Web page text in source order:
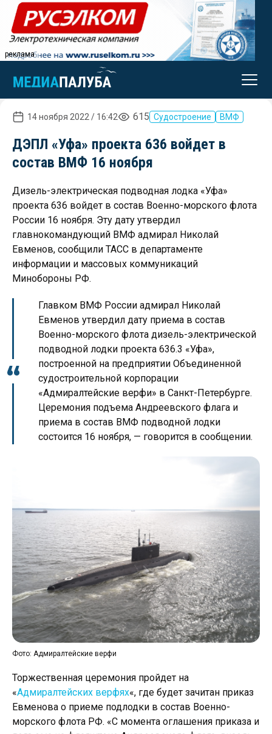
реклама
14 ноября 2022 / 16:42 615 Судостроение ВМФ
ДЭПЛ «Уфа» проекта 636 войдет в
состав ВМФ 16 ноября
Дизель-электрическая подводная лодка «Уфа»
проекта 636 войдет в состав Военно-морского флота
России 16 ноября. Эту дату утвердил
главнокомандующий ВМФ адмирал Николай
Евменов, сообщили ТАСС в департаменте
информации и массовых коммуникаций
Минобороны РФ.
Главком ВМФ России адмирал Николай
Евменов утвердил дату приема в состав
Военно-морского флота дизель-электрической
подводной лодки проекта 636.3 «Уфа»,
построенной на предприятии Объединенной
судостроительной корпорации
«Адмиралтейские верфи» в Санкт-Петербурге.
Церемония подъема Андреевского флага и
приема в состав ВМФ подводной лодки
состоится 16 ноября, — говорится в сообщении.
Фото: Адмиралтейские верфи
Торжественная церемония пройдет на
«Адмиралтейских верфях«, где будет зачитан приказ
Евменова о приеме подлодки в состав Военно-
морского флота РФ. «С момента оглашения приказа и